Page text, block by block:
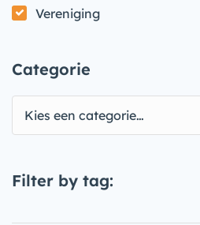
Vereniging
Categorie
Kies een categorie…
Filter by tag: